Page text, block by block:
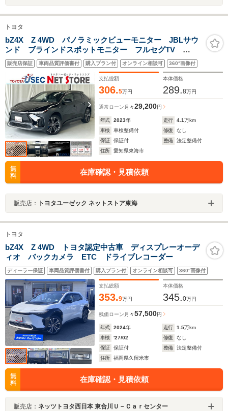
トヨタ
bZ4X Z 4WD パノラミックビューモニター JBLサウ
ンド ブラインドスポットモニター フルセグTV
Bluetooth接続 パワーバックドア デジタルインナーミ
ラー 1500Wアクセサリーコンセント ETC2.0 ステア
リングヒーター
販売店保証 車両品質評価書付 購入プラン付 オンライン相談可 360°画像付
支払総額
306.5万円
本体価格
289.8万円
通常ローン 月々29,200円
年式 2023年 走行 4.1万km
車検
車検整備付 修復
なし
保証
保証付 整備
法定整備付
住所
愛知県東海市
無
料
在庫確認・見積依頼
販売店： トヨタユーゼック ネットストア東海
トヨタ
bZ4X Z 4WD トヨタ認定中古車 ディスプレーオーデ
ィオ バックカメラ ETC ドライブレコーダー
ディーラー保証 車両品質評価書付 購入プラン付 オンライン相談可 360°画像付
支払総額
353.9万円
本体価格
345.0万円
残価ローン 月々57,500円
年式 2024年 走行 1.5万km
車検
'27/02 修復
なし
保証
保証付 整備
法定整備付
住所
福岡県久留米市
無
料
在庫確認・見積依頼
販売店： ネッツトヨタ西日本 東合川Ｕ－Ｃａｒセンター